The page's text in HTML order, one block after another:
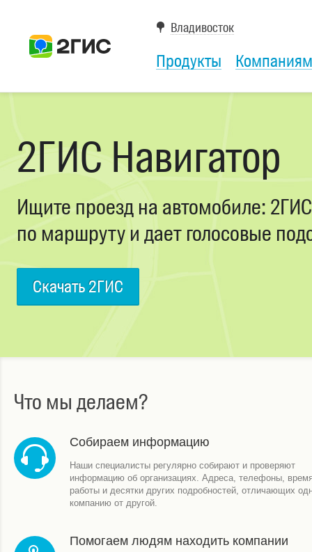
Продукты Компаниям
Владивосток
2ГИС Навигатор
Ищите проезд на автомобиле:
по маршруту и дает голосовые
Скачать 2ГИС
Что мы делаем?
Собираем информацию
Наши специалисты регулярно собирают и проверяют
информацию об организациях. Адреса, телефоны,
работы и десятки других подробностей, отличающих
компанию от другой.
Помогаем людям находить компании